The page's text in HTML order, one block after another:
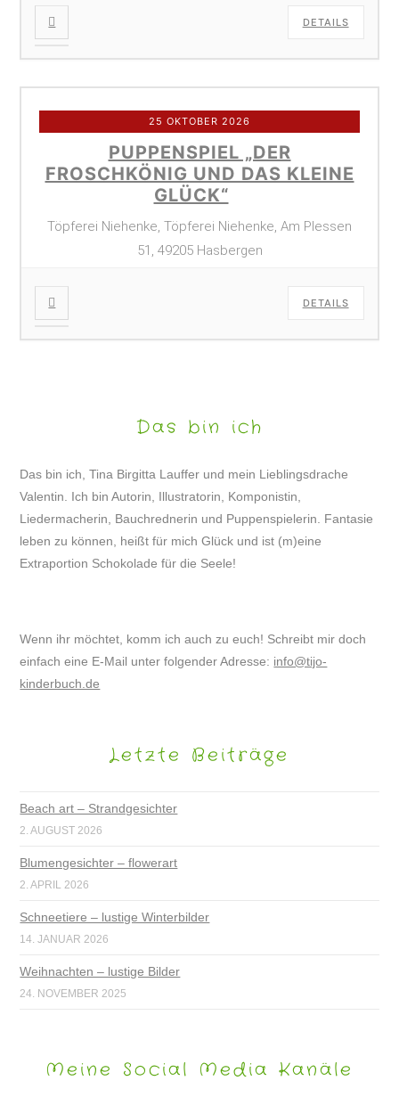
DETAILS
25 OKTOBER 2026
PUPPENSPIEL „DER
FROSCHKÖNIG UND DAS KLEINE
GLÜCK“
Töpferei Niehenke, Töpferei Niehenke, Am Plessen
51, 49205 Hasbergen
DETAILS
Das bin ich
Das bin ich, Tina Birgitta Lauffer und mein Lieblingsdrache
Valentin. Ich bin Autorin, Illustratorin, Komponistin,
Liedermacherin, Bauchrednerin und Puppenspielerin. Fantasie
leben zu können, heißt für mich Glück und ist (m)eine
Extraportion Schokolade für die Seele!
Wenn ihr möchtet, komm ich auch zu euch! Schreibt mir doch
einfach eine E-Mail unter folgender Adresse: info@tijo-
kinderbuch.de
Letzte Beiträge
Beach art – Strandgesichter
2. AUGUST 2026
Blumengesichter – flowerart
2. APRIL 2026
Schneetiere – lustige Winterbilder
14. JANUAR 2026
Weihnachten – lustige Bilder
24. NOVEMBER 2025
Meine Social Media Kanäle